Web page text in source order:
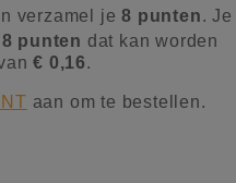
verzamel je8 punten. Je
8 punten dat kan worden
€ 0,16.
aan om te bestellen.